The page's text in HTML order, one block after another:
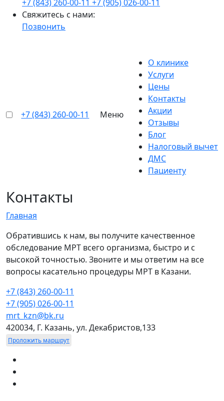
+7 (843) 260-00-11 +7 (905) 026-00-11
Свяжитесь с нами:
Позвонить
+7 (843) 260-00-11 Меню
О клинике
Услуги
Цены
Контакты
Акции
Отзывы
Блог
Налоговый вычет
ДМС
Пациенту
Контакты
Главная
Обратившись к нам, вы получите качественное
обследование МРТ всего организма, быстро и с
высокой точностью. Звоните и мы ответим на все
вопросы касательно процедуры МРТ в Казани.
+7 (843) 260-00-11
+7 (905) 026-00-11
mrt_kzn@bk.ru
420034, Г. Казань, ул. Декабристов,133
Проложить маршрут